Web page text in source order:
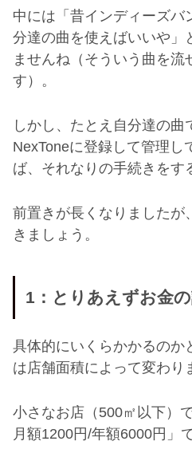
中には「昔インディーズバ
分達の曲を使えばいいや」
ませんね（そういう曲を流
す）。
しかし、たとえ自分達の曲
NexToneに登録して管理し
ば、それなりの手続きをす
前置きが長くなりましたが
きましょう。
1 ：とりあえずお金
具体的にいくらかかるのか
は店舗面積によって変わり
小さなお店（ 500㎡以下）
月額1200円/年額6000円」